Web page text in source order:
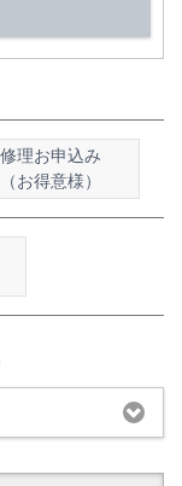
修理お申込み
（お得意様）